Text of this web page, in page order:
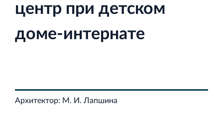
строительству
центр при детском
доме‐интернате
Архитектор: М. И. Лапшина